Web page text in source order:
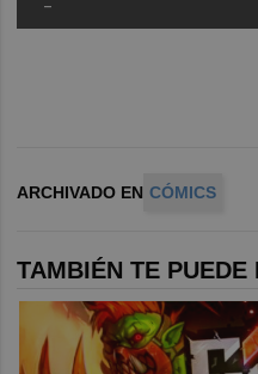
-
ARCHIVADO EN CÓMICS
TAMBIÉN TE PUEDE